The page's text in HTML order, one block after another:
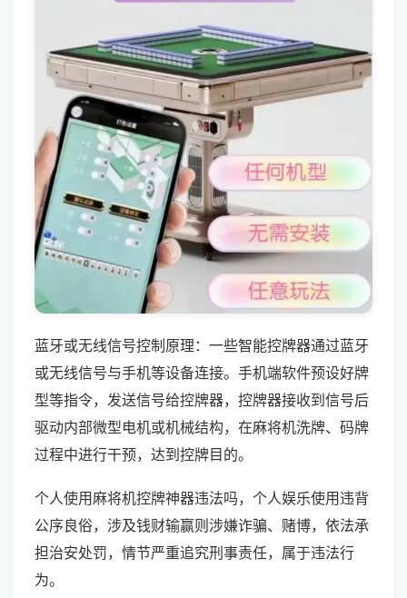
蓝牙或无线信号控制原理：一些智能控牌器通过蓝牙
或无线信号与手机等设备连接。手机端软件预设好牌
型等指令，发送信号给控牌器，控牌器接收到信号后
驱动内部微型电机或机械结构，在麻将机洗牌、码牌
过程中进行干预，达到控牌目的。
个人使用麻将机控牌神器违法吗，个人娱乐使用违背
公序良俗，涉及钱财输赢则涉嫌诈骗、赌博，依法承
担治安处罚，情节严重追究刑事责任，属于违法行
为。